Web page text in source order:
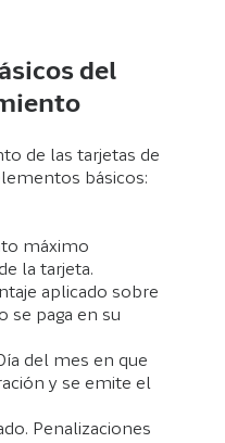
del
de las tarjetas de
básicos:
máximo
la tarjeta.
aplicado sobre
se paga en su
del mes en que
y se emite el
Penalizaciones